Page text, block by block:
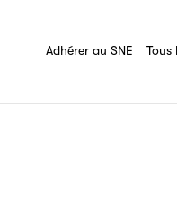
Adhérer au SNE Tous
destinée à l’ensemble